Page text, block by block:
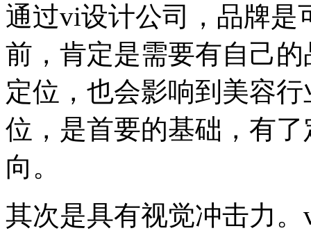
通过vi设计公司，品牌是
前，肯定是需要有自己
定位，也会影响到美容
位，是首要的基础，有
向。
其次是具有视觉冲击力